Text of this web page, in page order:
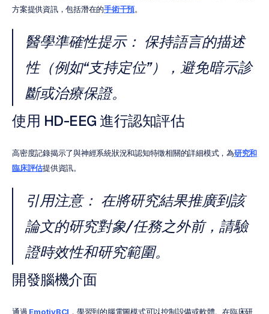
方案提供資訊，包括潛在的手術干預。
醫學準確性提示： 保持語言的描述
性（例如“支持定位”），避免暗示診
斷或治療保證。
使用 HD-EEG 進行認知評估
高密度記錄揭示了與神經系統狀況和認知特徵相關的詳細模式，為研究和
臨床評估提供資訊。
引用注意： 在將研究結果推廣到該
論文的研究對象/任務之外前，請驗
證時效性和研究範圍。
開發腦機介面
通過 EmotivBCI ，學習到的腦電圖模式可以控制設備或軟體。在臨床研